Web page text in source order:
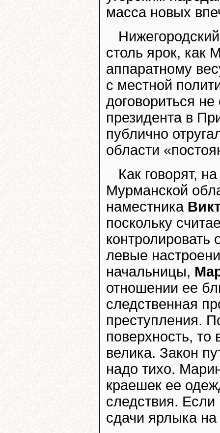
масса новых
столь ярок, как
аппаратному
с местной
договориться
президента в
публично
области
Как говорят,
Мурманской
наместника
поскольку
контролировать
левые
начальницы,
отношении ее
следственная
преступления.
поверхность, то
велика. Закон
надо тихо.
краешек ее
следствия. Если
сдачи ярлыка